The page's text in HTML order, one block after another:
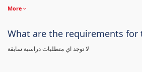
More
What are the requirements for
لا توجد اي متطلبات دراسية سابقة